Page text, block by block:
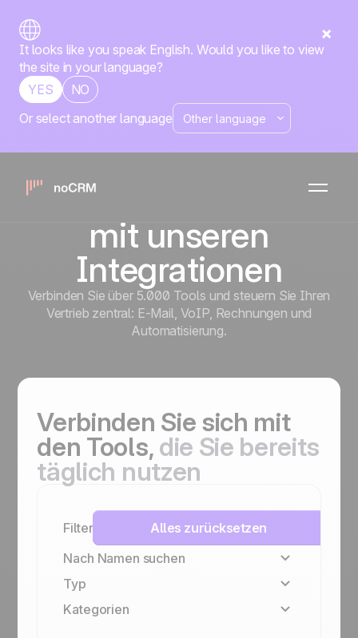
It looks like you speak English. Would you like to view
the site in your language?
YES
NO
Or select another language
Bauen Sie Ihre
eigene
Verkaufsmaschine
mit unseren
Integrationen
Verbinden Sie über 5.000 Tools und steuern Sie Ihren
Vertrieb zentral: E-Mail, VoIP, Rechnungen und
Automatisierung.
Verbinden Sie sich mit
den Tools, die Sie bereits
täglich nutzen
Filter
Alles zurücksetzen
Nach Namen suchen
Typ
Positive Familie
Kategorien